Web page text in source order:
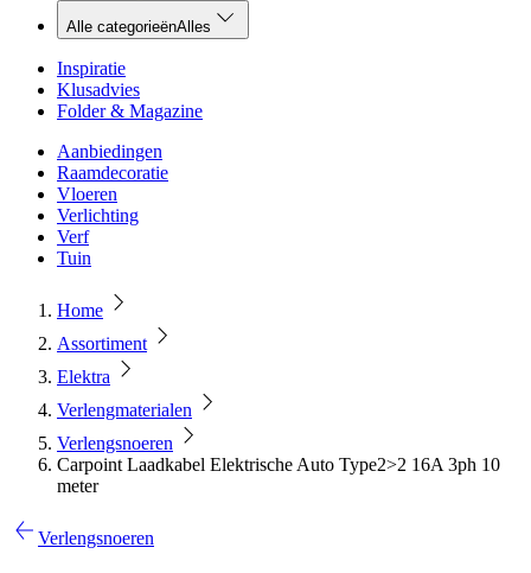
Alle categorieënAlles
Inspiratie
Klusadvies
Folder & Magazine
Aanbiedingen
Raamdecoratie
Vloeren
Verlichting
Verf
Tuin
Home
Assortiment
Elektra
Verlengmaterialen
Verlengsnoeren
Carpoint Laadkabel Elektrische Auto Type2>2 16A 3ph 10
meter
Verlengsnoeren